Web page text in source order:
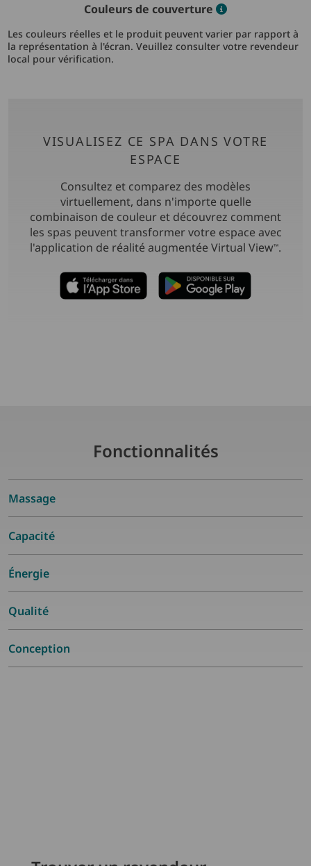
Couleurs de couverture Color
Les couleurs réelles et le produit peuvent varier par rapport à
la représentation à l'écran. Veuillez consulter votre revendeur
local pour vérification.
VISUALISEZ CE SPA DANS VOTRE
ESPACE
Consultez et comparez des modèles
virtuellement, dans n'importe quelle
combinaison de couleur et découvrez comment
les spas peuvent transformer votre espace avec
l'application de réalité augmentée Virtual View™.
Fonctionnalités
Massage
Capacité
Énergie
Qualité
Conception